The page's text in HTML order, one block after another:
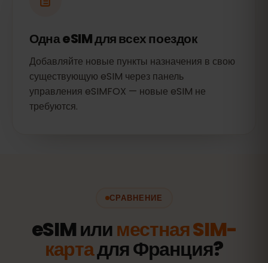
Одна eSIM для всех поездок
Добавляйте новые пункты назначения в свою
существующую eSIM через панель
управления eSIMFOX — новые eSIM не
требуются.
СРАВНЕНИЕ
eSIM илиместная SIM-
картадля Франция?